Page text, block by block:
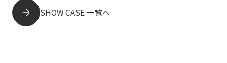
SHOW CASE 一覧へ